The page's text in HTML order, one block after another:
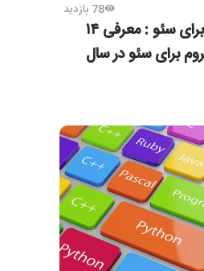
78 بازدید
اکستنشن کروم برای سئو : معرفی ۱۴
برای سئو در سال